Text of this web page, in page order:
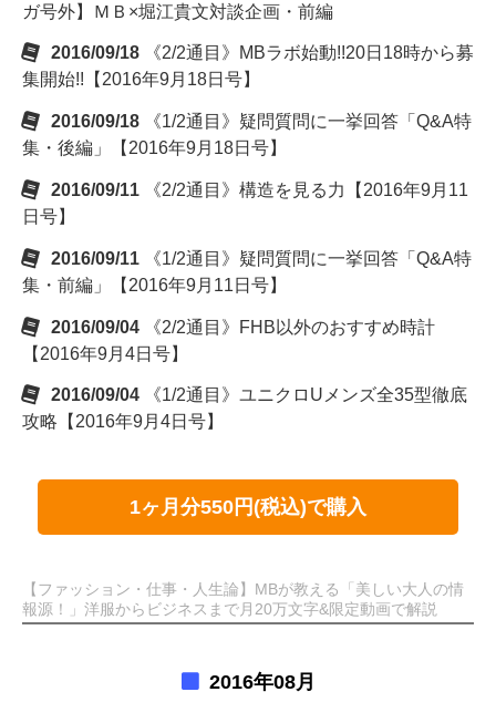
ガ号外】ＭＢ×堀江貴文対談企画・前編
2016/09/18
《2/2通目》MBラボ始動!!20日18時から募
集開始!!【2016年9月18日号】
2016/09/18
《1/2通目》疑問質問に一挙回答「Q&A特
集・後編」【2016年9月18日号】
2016/09/11
《2/2通目》構造を見る力【2016年9月11
日号】
2016/09/11
《1/2通目》疑問質問に一挙回答「Q&A特
集・前編」【2016年9月11日号】
2016/09/04
《2/2通目》FHB以外のおすすめ時計
【2016年9月4日号】
2016/09/04
《1/2通目》ユニクロUメンズ全35型徹底
攻略【2016年9月4日号】
1ヶ月分550円(税込)で購入
【ファッション・仕事・人生論】MBが教える「美しい大人の情
報源！」洋服からビジネスまで月20万文字&限定動画で解説
2016年08月